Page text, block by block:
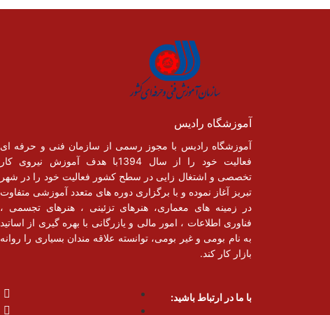
آموزشگاه رادیس
آموزشگاه رادیس با مجوز رسمی از سازمان فنی و حرفه ای
فعالیت خود را از سال 1394با هدف آموزش نیروی کار
تخصصی و اشتغال زایی در سطح کشور فعالیت خود را در شهر
تبریز آغاز نموده و با برگزاری دوره های متعدد آموزشی متفاوت
در زمینه های معماری، هنرهای تزئینی ، هنرهای تجسمی ،
فناوری اطلاعات ، امور مالی و یازرگانی با بهره گیری از اساتید
به نام بومی و غیر بومی، توانسته علاقه مندان بسیاری را روانه
بازار کار کند.
با ما در ارتباط باشید: